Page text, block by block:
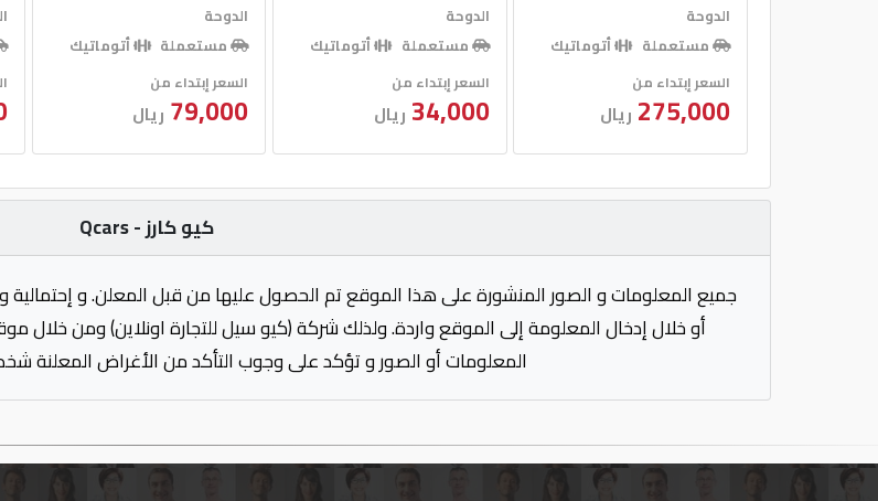
الدوحة
مستعملة
أتوماتيك
السعر إبتداء من
275,000 ريال
الدوحة
مستعملة
أتوماتيك
السعر إبتداء من
34,000 ريال
الدوحة
مستعملة
أتوماتيك
السعر إبتداء من
79,000 ريال
كيو كارز - Qcars
جميع المعلومات و الصور المنشورة على هذا الموقع تم الحصول عليها من قبل المعلن. و
أو خلال إدخال المعلومة إلى الموقع واردة. ولذلك شركة (كيو سيل للتجارة اونلاين) ومن خلال
المعلومات أو الصور و تؤكد على وجوب التأكد من الأغراض المعلنة